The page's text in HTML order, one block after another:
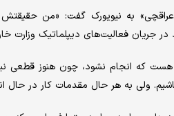
عراقچی» به نیویورک گفت: «من
فعالیت‌های دیپلماتیک وزارت
هست که انجام نشود، چون هنوز قطعی
ولی به هر حال مقدمات کار در حال